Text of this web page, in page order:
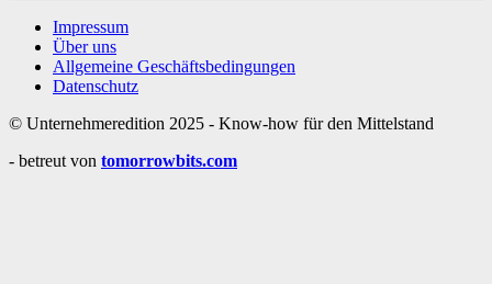
Impressum
Über uns
Allgemeine Geschäftsbedingungen
Datenschutz
© Unternehmeredition 2025 - Know-how für den Mittelstand
- betreut von tomorrowbits.com